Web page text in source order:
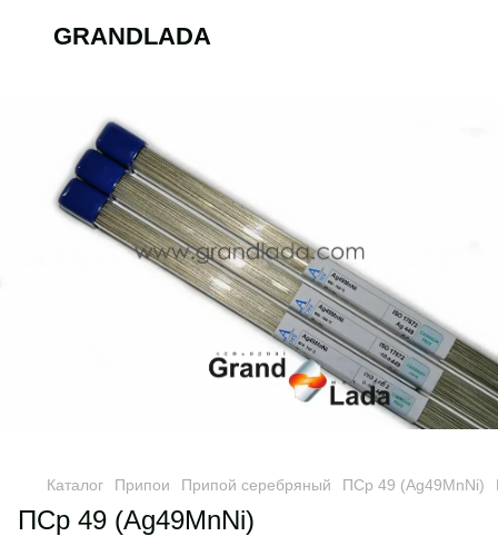
GRANDLADA
Каталог Припои Припой серебряный ПСр 49 (Ag49MnNi)
ПСр 49 (Ag49MnNi)